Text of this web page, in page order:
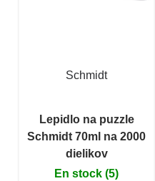
Schmidt
Lepidlo na puzzle
Schmidt 70ml na 2000
dielikov
En stock (5)